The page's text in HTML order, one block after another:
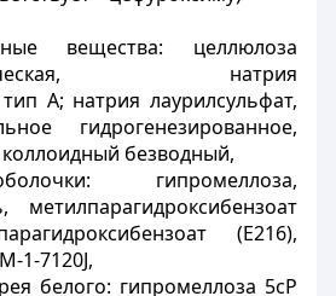
вещества: целлюлоза
натрия
А; натрия лаурилсульфат,
гидрогенезированное,
безводный,
гипромеллоза,
метилпарагидроксибензоат
(Е216),
1-7120J,
белого: гипромеллоза 5сР